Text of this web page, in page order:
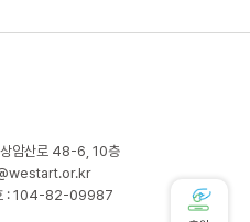
상암산로 48-6, 10층
: 104-82-09987